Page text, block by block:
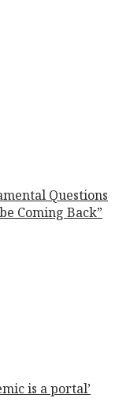
Questions
Coming Back”
is a portal’